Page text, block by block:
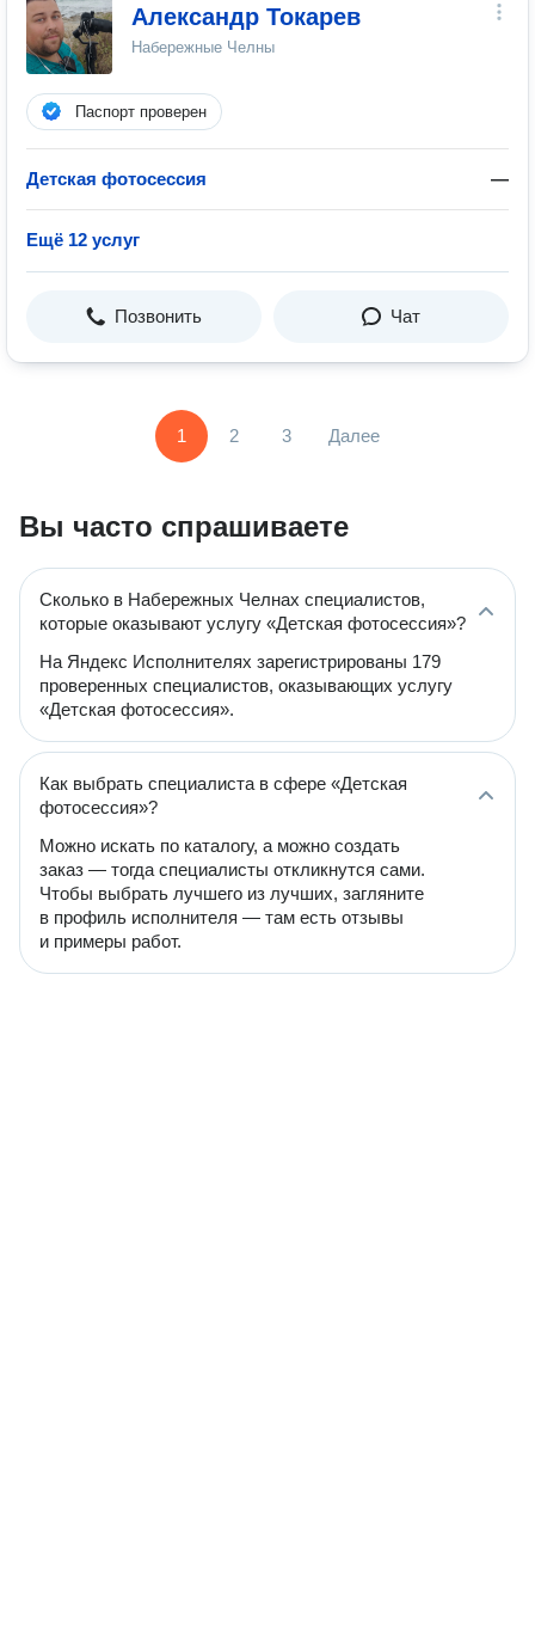
Александр Токарев
Набережные Челны
Паспорт проверен
Детская фотосессия —
Ещё 12 услуг
Позвонить Чат
1 2 3 Далее
Вы часто спрашиваете
Сколько в Набережных Челнах специалистов,
которые оказывают услугу «Детская фотосессия»?
На Яндекс Исполнителях зарегистрированы 179
проверенных специалистов, оказывающих услугу
«Детская фотосессия».
Как выбрать специалиста в сфере «Детская
фотосессия»?
Можно искать по каталогу, а можно создать
заказ — тогда специалисты откликнутся сами.
Чтобы выбрать лучшего из лучших, загляните
в профиль исполнителя — там есть отзывы
и примеры работ.